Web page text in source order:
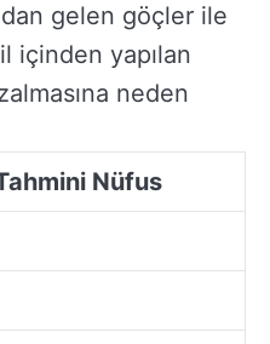
gelen göçler ile
içinden yapılan
neden
Nüfus